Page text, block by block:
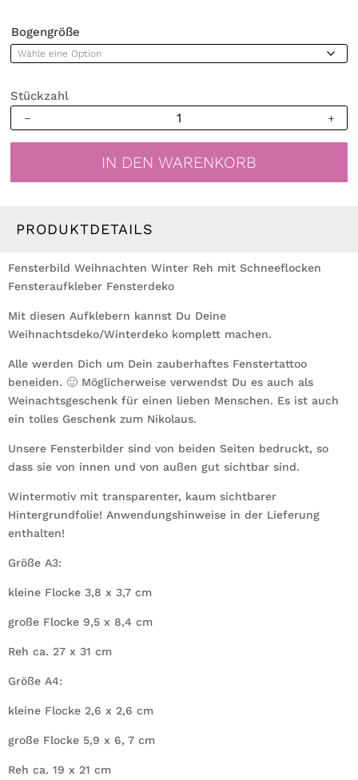
Bogengröße
Stückzahl
Weihnachten
Fensteraufkleber
wiederverwendbar
Menge
IN DEN WARENKORB
PRODUKTDETAILS
Fensterbild Weihnachten Winter Reh mit Schneeflocken
Fensteraufkleber Fensterdeko
Mit diesen Aufklebern kannst Du Deine
Weihnachtsdeko/Winterdeko komplett machen.
Alle werden Dich um Dein zauberhaftes Fenstertattoo
beneiden. 🙂 Möglicherweise verwendst Du es auch als
Weinachtsgeschenk für einen lieben Menschen. Es ist auch
ein tolles Geschenk zum Nikolaus.
Unsere Fensterbilder sind von beiden Seiten bedruckt, so
dass sie von innen und von außen gut sichtbar sind.
Wintermotiv mit transparenter, kaum sichtbarer
Hintergrundfolie! Anwendungshinweise in der Lieferung
enthalten!
Größe A3:
kleine Flocke 3,8 x 3,7 cm
große Flocke 9,5 x 8,4 cm
Reh ca. 27 x 31 cm
Größe A4:
kleine Flocke 2,6 x 2,6 cm
große Flocke 5,9 x 6, 7 cm
Reh ca. 19 x 21 cm